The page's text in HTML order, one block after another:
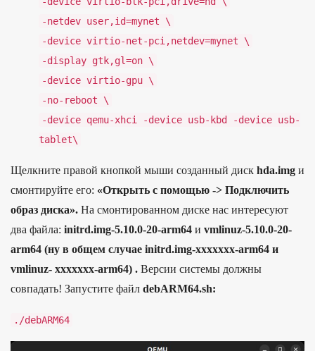
-netdev user,id=mynet \
-device virtio-net-pci ,netdev=mynet \
-display gtk,gl=on \
-device virtio-gpu \
-no- reboot
\
-device qemu-xhci -device usb- kbd -device usb-
tablet\
Щелкните правой кнопкой мыши созданный диск hda.img и
смонтируйте его: «Открыть с помощью -> Подключить
образ диска». На смонтированном диске нас интересуют
два файла: initrd.img-5.10.0-20-arm64 и vmlinuz-5.10.0-20-
arm64 (ну в общем случае initrd.img-xxxxxxx-arm64 и
vmlinuz- xxxxxxx-arm64) . Версии системы должны
совпадать! Запустите файл debARM64.sh:
. /debARM64